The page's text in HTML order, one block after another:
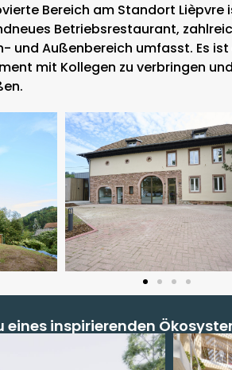
Bereich am Standort Lièpvre
Betriebsrestaurant,
und Außenbereich umfasst. Es
mit Kollegen zu verbringen
eines inspirierenden